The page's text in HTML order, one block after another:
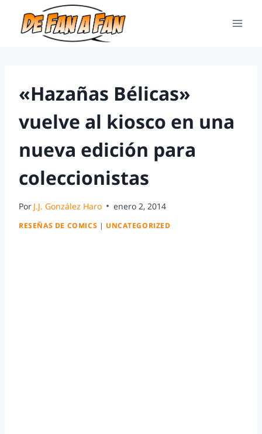
«Hazañas Bélicas»
vuelve al kiosco en una
nueva edición para
coleccionistas
Por J.J. González Haro enero 2, 2014
RESEÑAS DE COMICS | UNCATEGORIZED